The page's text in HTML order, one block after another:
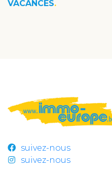
VACANCES
suivez-nous
suivez-nous